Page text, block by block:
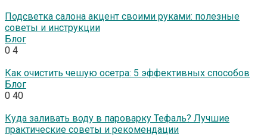
Подсветка салона акцент своими руками: полезные
советы и инструкции
Блог
0 4
Как очистить чешую осетра: 5 эффективных способов
Блог
0 40
Куда заливать воду в пароварку Тефаль? Лучшие
практические советы и рекомендации